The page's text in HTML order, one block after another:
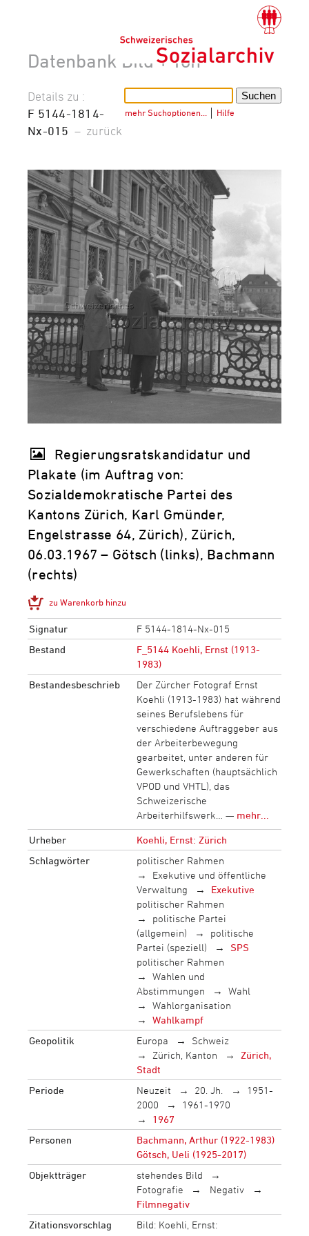
Datenbank Bild + Ton
mehr Suchoptionen… Hilfe
Details zu :
F 5144-1814-
Nx-015 – zurück
Regierungsratskandidatur und
Plakate (im Auftrag von:
Sozialdemokratische Partei des
Kantons Zürich, Karl Gmünder,
Engelstrasse 64, Zürich), Zürich,
06.03.1967 – Götsch (links), Bachmann
(rechts)
zu Warenkorb hinzu
Signatur
F 5144-1814-Nx-015
Bestand
F_5144 Koehli, Ernst (1913-
1983)
Bestandesbeschrieb
Der Zürcher Fotograf Ernst
Koehli (1913-1983) hat während
seines Berufslebens für
verschiedene Auftraggeber aus
der Arbeiterbewegung
gearbeitet, unter anderen für
Gewerkschaften (hauptsächlich
VPOD und VHTL), das
Schweizerische
Arbeiterhilfswerk… — mehr...
Urheber
Koehli, Ernst: Zürich
Schlagwörter
politischer Rahmen
Exekutive und öffentliche
Verwaltung
Exekutive
politischer Rahmen
politische Partei
(allgemein)
politische
Partei (speziell)
SPS
politischer Rahmen
Wahlen und
Abstimmungen
Wahl
Wahlorganisation
Wahlkampf
Geopolitik
Europa
Schweiz
Zürich, Kanton
Zürich,
Stadt
Periode
Neuzeit 20. Jh.
1951-
2000
1961-1970
1967
Personen
Bachmann, Arthur (1922-1983)
Götsch, Ueli (1925-2017)
Objektträger
stehendes Bild
Fotografie
Negativ
Filmnegativ
Zitationsvorschlag
Bild: Koehli, Ernst: